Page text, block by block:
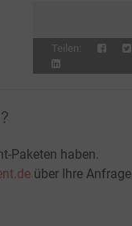
Teilen:
Paketen haben.
über Ihre Anfrage.